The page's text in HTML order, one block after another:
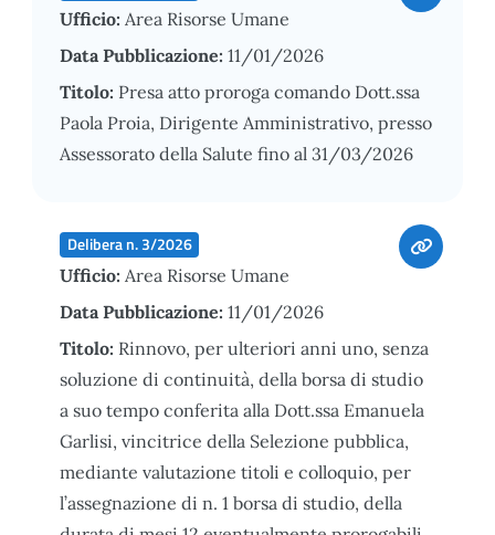
Ufficio: Area Risorse Umane
Data Pubblicazione: 11/01/2026
Titolo: Presa atto proroga comando Dott.ssa
Paola Proia, Dirigente Amministrativo, presso
Assessorato della Salute fino al 31/03/2026
Delibera n. 3/2026
Ufficio: Area Risorse Umane
Data Pubblicazione: 11/01/2026
Titolo: Rinnovo, per ulteriori anni uno, senza
soluzione di continuità, della borsa di studio
a suo tempo conferita alla Dott.ssa Emanuela
Garlisi, vincitrice della Selezione pubblica,
mediante valutazione titoli e colloquio, per
l’assegnazione di n. 1 borsa di studio, della